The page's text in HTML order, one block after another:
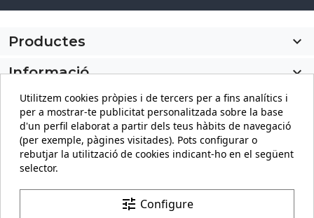
Productes

Informació

El meu compte
Informació sobre la botiga
keyboard_arrow_down
Utilitzem cookies pròpies i de tercers per a fins analítics i
per a mostrar-te publicitat personalitzada sobre la base
d'un perfil elaborat a partir dels teus hàbits de navegació
(per exemple, pàgines visitades). Pots configurar o
rebutjar la utilització de cookies indicant-ho en el següent
selector.
tune Configure